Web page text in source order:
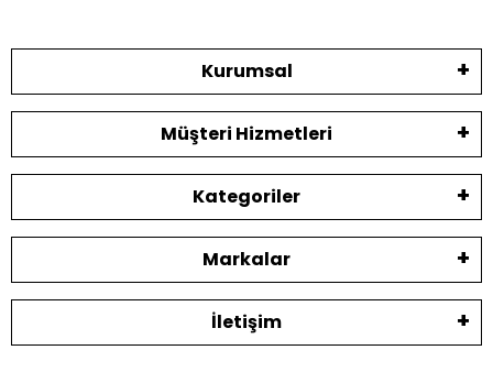
Kurumsal
Müşteri Hizmetleri
Kategoriler
Markalar
İletişim